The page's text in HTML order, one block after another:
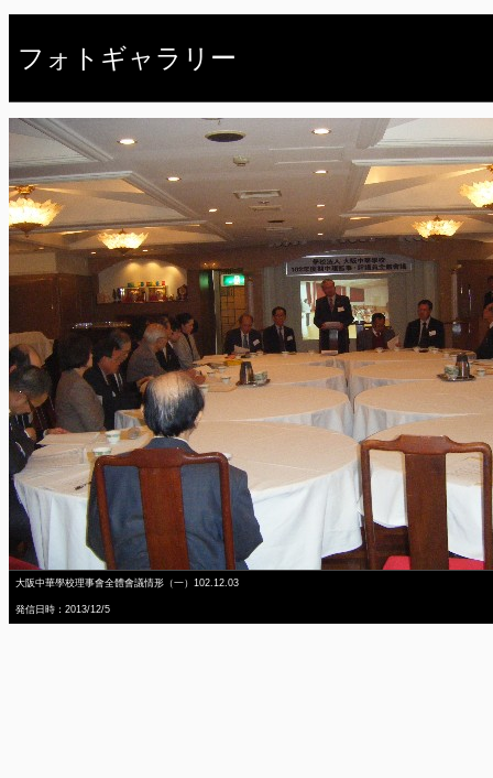
フォトギャラリー
大阪中華學校理事會全體會議情形（一）102.12.03
発信日時：2013/12/5